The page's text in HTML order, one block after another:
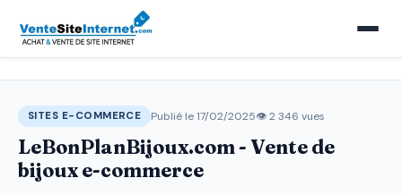
SITES E-COMMERCE Publié le 17/02/2025👁 2 346 vues
LeBonPlanBijoux.com - Vente de
bijoux e-commerce